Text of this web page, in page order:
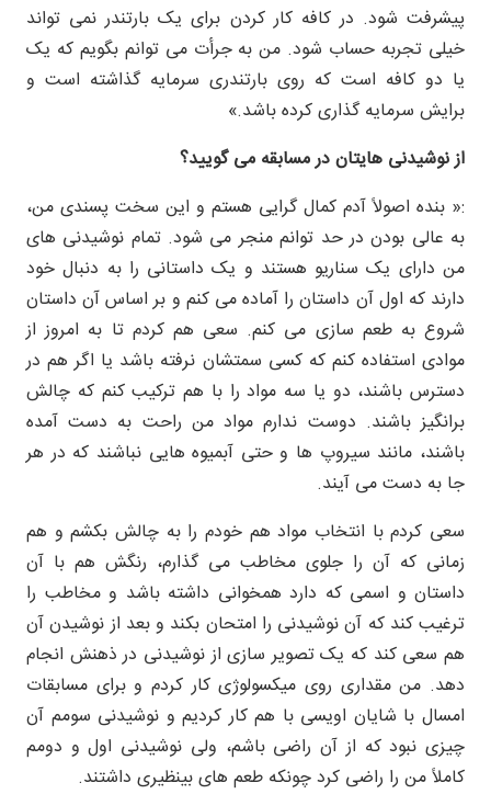
پیشرفت شود. در کافه کار کردن برای یک بارتندر نمی تواند
خیلی تجربه حساب شود. من به جرأت می توانم بگویم که یک
یا دو کافه است که روی بارتندری سرمایه گذاشته است و
برایش سرمایه گذاری کرده باشد.»
از نوشیدنی هایتان در مسابقه می گویید؟
:« بنده اصولاً آدم کمال گرایی هستم و این سخت پسندی من،
به عالی بودن در حد توانم منجر می شود. تمام نوشیدنی های
من دارای یک سناریو هستند و یک داستانی را به دنبال خود
دارند که اول آن داستان را آماده می کنم و بر اساس آن داستان
شروع به طعم سازی می کنم. سعی هم کردم تا به امروز از
موادی استفاده کنم که کسی سمتشان نرفته باشد یا اگر هم در
دسترس باشند، دو یا سه مواد را با هم ترکیب کنم که چالش
برانگیز باشند. دوست ندارم مواد من راحت به دست آمده
باشند، مانند سیروپ ها و حتی آبمیوه هایی نباشند که در هر
جا به دست می آیند.
سعی کردم با انتخاب مواد هم خودم را به چالش بکشم و هم
زمانی که آن را جلوی مخاطب می گذارم، رنگش هم با آن
داستان و اسمی که دارد همخوانی داشته باشد و مخاطب را
ترغیب کند که آن نوشیدنی را امتحان بکند و بعد از نوشیدن آن
هم سعی کند که یک تصویر سازی از نوشیدنی در ذهنش انجام
دهد. من مقداری روی میکسولوژی کار کردم و برای مسابقات
امسال با شایان اویسی با هم کار کردیم و نوشیدنی سومم آن
چیزی نبود که از آن راضی باشم، ولی نوشیدنی اول و دومم
کاملاً من را راضی کرد چونکه طعم های بینظیری داشتند.